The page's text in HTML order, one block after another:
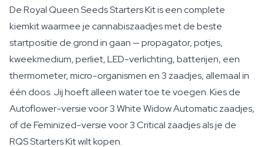
De Royal Queen Seeds Starters Kit is een complete
kiemkit waarmee je cannabiszaadjes met de beste
startpositie de grond in gaan — propagator, potjes,
kweekmedium, perliet, LED-verlichting, batterijen, een
thermometer, micro-organismen en 3 zaadjes, allemaal in
één doos. Jij hoeft alleen water toe te voegen. Kies de
Autoflower-versie voor 3 White Widow Automatic zaadjes,
of de Feminized-versie voor 3 Critical zaadjes als je de
RQS Starters Kit wilt kopen.